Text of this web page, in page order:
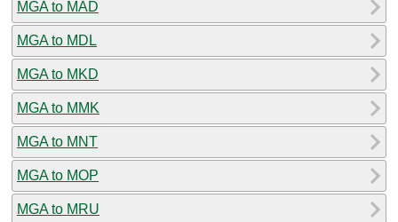
MGA to MAD
MGA to MDL
MGA to MKD
MGA to MMK
MGA to MNT
MGA to MOP
MGA to MRU